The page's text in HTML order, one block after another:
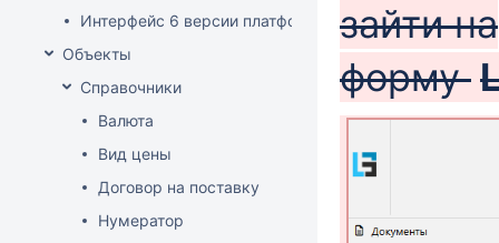
Интерфейс 6 версии платформы
Объекты
Справочники
Валюта
Вид цены
Договор на поставку
Нумератор
зайти на
форму